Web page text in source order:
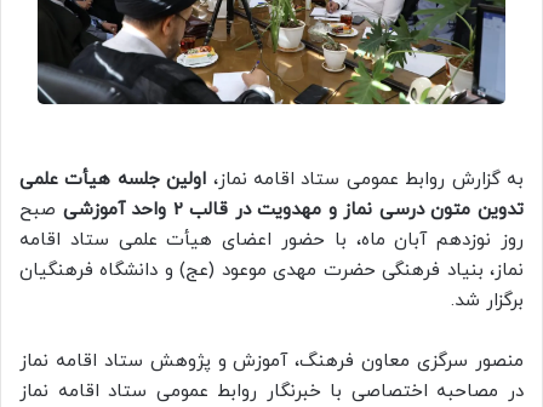
به گزارش روابط عمومی ستاد اقامه نماز، اولین جلسه هیأت علمی
تدوین متون درسی نماز و مهدویت در قالب 2 واحد آموزشی
صبح
روز نوزدهم آبان ماه، با حضور اعضای هیأت علمی ستاد اقامه
نماز، بنیاد فرهنگی حضرت مهدی موعود (عج) و دانشگاه فرهنگیان
برگزار شد.
منصور سرگزی معاون فرهنگ، آموزش و پژوهش ستاد اقامه نماز
در مصاحبه اختصاصی با خبرنگار روابط عمومی ستاد اقامه نماز